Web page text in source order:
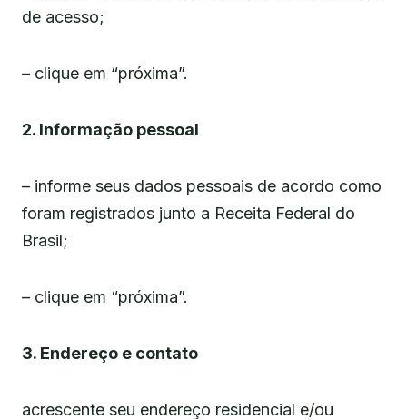
de acesso;
– clique em “próxima”.
2. Informação pessoal
– informe seus dados pessoais de acordo como
foram registrados junto a Receita Federal do
Brasil;
– clique em “próxima”.
3. Endereço e contato
acrescente seu endereço residencial e/ou